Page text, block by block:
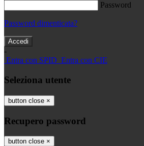
Password
Password dimenticata?
-
Entra con SPID Entra con CIE
Seleziona utente
button close ×
Recupero password
button close ×